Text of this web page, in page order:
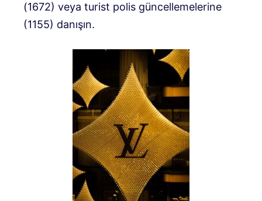
(1672) veya turist polis güncellemelerine
(1155) danışın.